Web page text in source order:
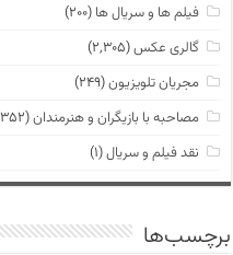
فیلم ها و سریال ها (۲۰۰)
گالری عکس(۲,۳۰۵)
مجریان تلویزیون(۲۴۹)
مصاحبه با بازیگران و هنرمندان(۳۵۲)
نقد فیلم و سریال(۱)
برچسب‌ها